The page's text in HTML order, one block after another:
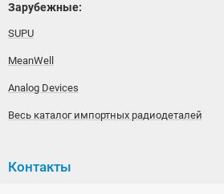
Зарубежные:
SUPU
MeanWell
Analog Devices
Весь каталог импортных радиодеталей
Контакты